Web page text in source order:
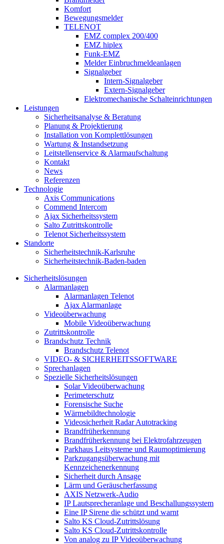
Komfort
Bewegungsmelder
TELENOT
EMZ complex 200/400
EMZ hiplex
Funk-EMZ
Melder Einbruchmeldeanlagen
Signalgeber
Intern-Signalgeber
Extern-Signalgeber
Elektromechanische Schalteinrichtungen
Leistungen
Sicherheitsanalyse & Beratung
Planung & Projektierung​
Installation von Komplettlösungen
Wartung & Instandsetzung
Leitstellenservice & Alarmaufschaltung
Kontakt
News
Referenzen
Technologie
Axis Communications
Commend Intercom
Ajax Sicherheitssystem​
Salto Zutrittskontrolle
Telenot Sicherheitssystem
Standorte
Sicherheitstechnik-Karlsruhe
Sicherheitstechnik-Baden-baden
Sicherheitslösungen
Alarmanlagen
Alarmanlagen Telenot
Ajax Alarmanlage
Videoüberwachung
Mobile Videoüberwachung
Zutrittskontrolle
Brandschutz Technik
Brandschutz Telenot
VIDEO- & SICHERHEITSSOFTWARE
Sprechanlagen
Spezielle Sicherheitslösungen
Solar Videoüberwachung
Perimeterschutz
Forensische Suche
Wärmebildtechnologie
Videosicherheit Radar Autotracking​
Brandfrüherkennung
Brandfrüherkennung bei Elektrofahrzeugen
Parkhaus Leitsysteme und Raumoptimierung
Parkzugangsüberwachung mit
Kennzeichenerkennung
Sicherheit durch Ansage
Lärm und Geräuscherfassung
AXIS Netzwerk-Audio
IP Lautsprecheranlage und Beschallungssystem
Eine IP Sirene die schützt und warnt
Salto KS Cloud-Zutrittslösung
Salto KS Cloud-Zutrittskontrolle
Von analog zu IP Videoüberwachung